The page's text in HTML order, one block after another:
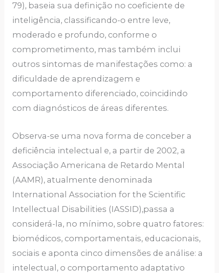
79), baseia sua definição no coeficiente de
inteligência, classificando-o entre leve,
moderado e profundo, conforme o
comprometimento, mas também inclui
outros sintomas de manifestações como: a
dificuldade de aprendizagem e
comportamento diferenciado, coincidindo
com diagnósticos de áreas diferentes.
Observa-se uma nova forma de conceber a
deficiência intelectual e, a partir de 2002, a
Associação Americana de Retardo Mental
(AAMR), atualmente denominada
International Association for the Scientific
Intellectual Disabilities (IASSID),passa a
considerá-la, no mínimo, sobre quatro fatores:
biomédicos, comportamentais, educacionais,
sociais e aponta cinco dimensões de análise: a
intelectual, o comportamento adaptativo